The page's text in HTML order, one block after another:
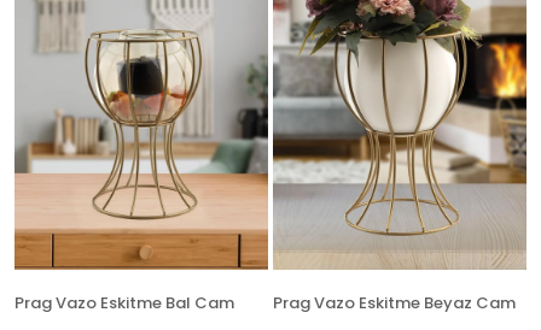
Prag Vazo Eskitme Bal Cam Prag Vazo Eskitme Beyaz Cam